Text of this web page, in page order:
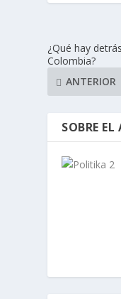
¿Qué hay
Colombia?
ANTERIOR
SOBRE